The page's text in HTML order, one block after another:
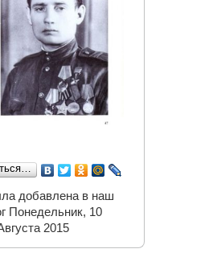
добавлена в наш
Понедельник, 10
2015